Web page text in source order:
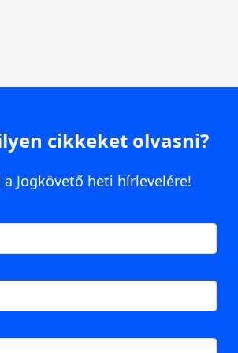
cikkeket olvasni?
Jogkövető heti hírlevelére!